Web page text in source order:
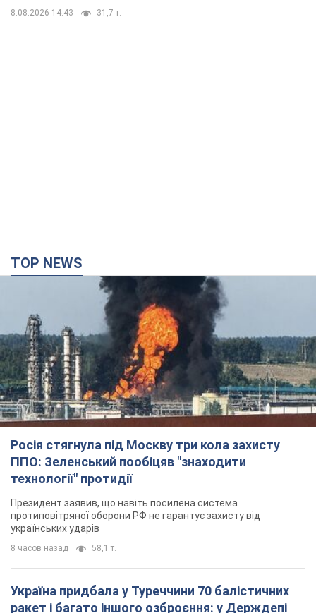
8.08.2026 14:43 31,7 т.
TOP NEWS
Росія стягнула під Москву три кола захисту
ППО: Зеленський пообіцяв "знаходити
технології" протидії
Президент заявив, що навіть посилена система
протиповітряної оборони РФ не гарантує захисту від
українських ударів
8 часов назад 58,1 т.
Україна придбала у Туреччини 70 балістичних
ракет і багато іншого озброєння: у Держдепі